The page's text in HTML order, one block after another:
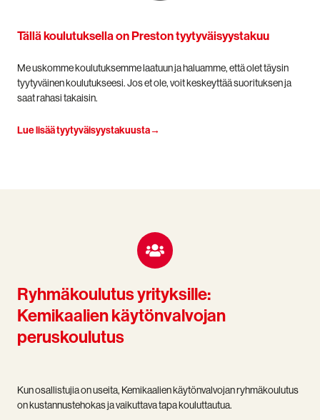
Tällä koulutuksella on Preston tyytyväisyystakuu
Me uskomme koulutuksemme laatuun ja haluamme, että olet täysin
tyytyväinen koulutukseesi. Jos et ole, voit keskeyttää suorituksen ja
saat rahasi takaisin.
Lue lisää tyytyväisyystakuusta→
Ryhmäkoulutus yrityksille:
Kemikaalien käytönvalvojan
peruskoulutus
Kun osallistujia on useita, Kemikaalien käytönvalvojan ryhmäkoulutus
on kustannustehokas ja vaikuttava tapa kouluttautua.